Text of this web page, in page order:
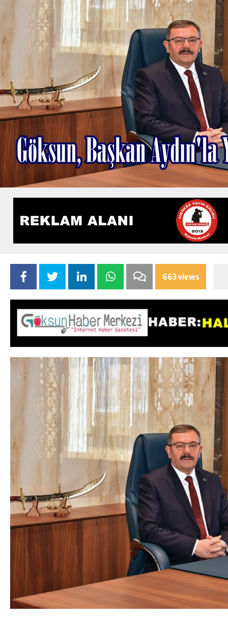
663 views
GÜNLÜK HABER AKIŞI
GÖKSUN HAFIZLIK KIZ KUR’AN KURSU
ÖĞRENCILERINE DARENDE GEZISI.